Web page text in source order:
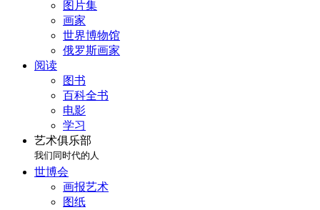
图片集
画家
世界博物馆
俄罗斯画家
阅读
图书
百科全书
电影
学习
艺术俱乐部
我们同时代的人
世博会
画报艺术
图纸